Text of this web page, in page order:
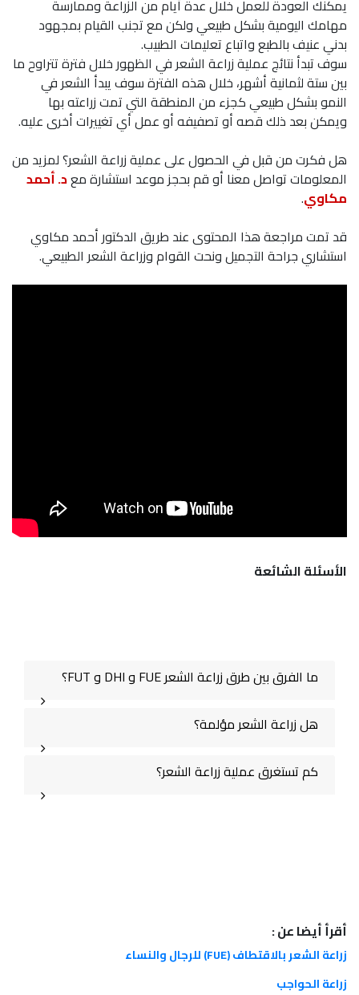
يمكنك العودة للعمل خلال عدة أيام من الزراعة وممارسة
مهامك اليومية بشكل طبيعي ولكن مع تجنب القيام بمجهود
بدني عنيف بالطبع واتباع تعليمات الطبيب.
سوف تبدأ نتائج عملية زراعة الشعر في الظهور خلال فترة تتراوح ما
بين ستة لثمانية أشهر، خلال هذه الفترة سوف يبدأ الشعر في
النمو بشكل طبيعي كجزء من المنطقة التي تمت زراعته بها
ويمكن بعد ذلك قصه أو تصفيفه أو عمل أي تغييرات أخرى عليه.
هل فكرت من قبل في الحصول على عملية زراعة الشعر؟ لمزيد من
المعلومات تواصل معنا أو قم بحجز موعد استشارة معد. أحمد
مكاوي.
قد تمت مراجعة هذا المحتوى عند طريق الدكتور أحمد مكاوي
استشاري جراحة التجميل ونحت القوام وزراعة الشعر الطبيعي.
الأسئلة الشائعة
ما الفرق بين طرق زراعة الشعر FUE و DHI و FUT؟
هل زراعة الشعر مؤلمة؟
كم تستغرق عملية زراعة الشعر؟
أقرأ أيضا عن :
زراعة الشعر بالاقتطاف (FUE) للرجال والنساء
زراعة الحواجب